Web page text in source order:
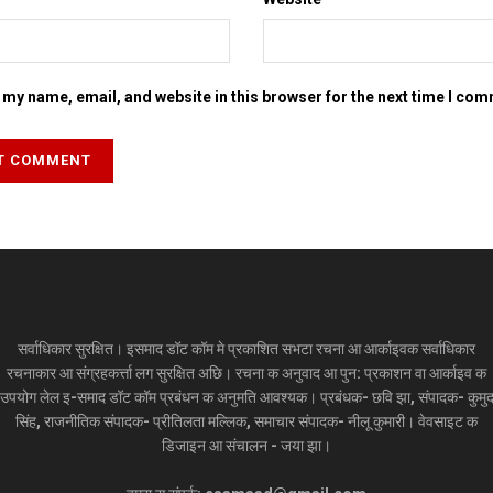
my name, email, and website in this browser for the next time I
सर्वाधिकार सुरक्षित। इसमाद डॉट कॉम मे प्रकाशित सभटा रचना आ आर्काइवक सर्वाधिकार
रचनाकार आ संग्रहकर्त्ता लग सुरक्षित अछि। रचना क अनुवाद आ पुन: प्रकाशन वा आर्काइव क
उपयोग लेल इ-समाद डॉट कॉम प्रबंधन क अनुमति आवश्यक। प्रबंधक- छवि झा, संपादक- कुमुद
सिंह, राजनीतिक संपादक- प्रीतिलता मल्लिक, समाचार संपादक- नीलू कुमारी। वेवसाइट क
डिजाइन आ संचालन - जया झा।